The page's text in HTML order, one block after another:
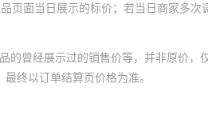
面当日展示的标价；若当日商家多次
曾经展示过的销售价等，并非原价，仅
终以订单结算页价格为准。